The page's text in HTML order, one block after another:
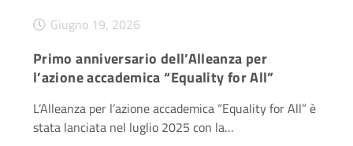
Giugno 19, 2026
Primo anniversario dell’Alleanza per
l’azione accademica “Equality for All”
L’Alleanza per l’azione accademica “Equality for All” è
stata lanciata nel luglio 2025 con la…